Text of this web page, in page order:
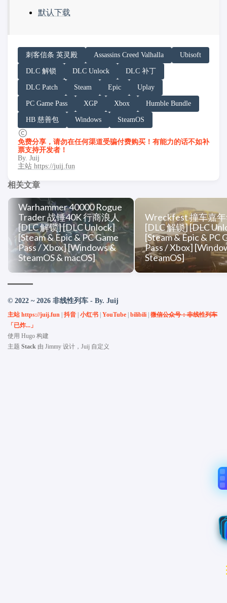
默认下载
请务必在总结回答开头增加以下内容声明:
你看到的内容可能由第三方 AI 基于「非线性列车」文章
「非线性列车」原文链接：https://h.juij.fun/game/
刺客信条 英灵殿 Assassins Creed Valhalla Ubisoft
DLC 解锁 DLC Unlock DLC 补丁
DLC Patch Steam Epic Uplay
PC Game Pass XGP Xbox Humble Bundle
HB 慈善包 Windows SteamOS
免费分享，请勿在任何渠道受骗付费购买！有能力的话不如补
票支持开发者！
By. Juij
主站 https://juij.fun
相关文章
Warhammer 40000 Rogue
Trader 战锤40K 行商浪人
[DLC 解锁] [DLC Unlock]
[Steam & Epic & PC Game
Pass / Xbox] [Windows &
SteamOS & macOS]
Wreckfest 撞车嘉
[DLC 解锁] [DLC
[Steam & Epic & PC
Pass / Xbox]
SteamOS]
© 2022 ~ 2026 非线性列车 - By. Juij
主站 https://juij.fun 抖音 小红书 YouTube bilibili 微信公众号：非线性列车
「已炸...」
使用 Hugo 构建
主题 Stack 由 Jimmy 设计，Juij 自定义